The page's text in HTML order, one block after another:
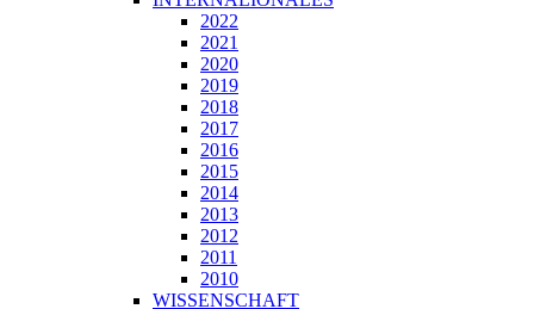
2022
2021
2020
2019
2018
2017
2016
2015
2014
2013
2012
2011
2010
WISSENSCHAFT